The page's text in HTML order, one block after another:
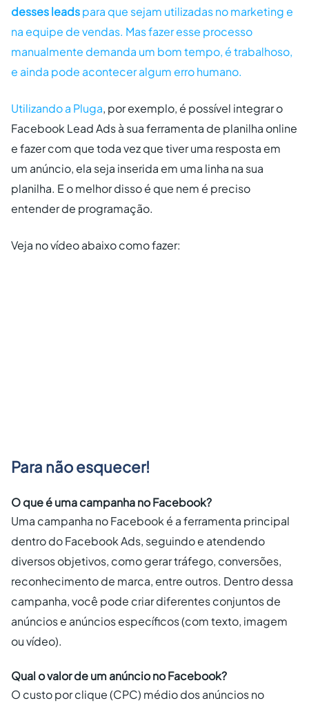
desses leadspara que sejam utilizadas no marketing e
na equipe de vendas. Mas fazer esse processo
manualmente demanda um bom tempo, é trabalhoso,
e ainda pode acontecer algum erro humano.
Utilizando a Pluga, por exemplo, é possível integrar o
Facebook Lead Ads à sua ferramenta de planilha online
e fazer com que toda vez que tiver uma resposta em
um anúncio, ela seja inserida em uma linha na sua
planilha. E o melhor disso é que nem é preciso
entender de programação.
Veja no vídeo abaixo como fazer:
Para não esquecer!
O que é uma campanha no Facebook?
Uma campanha no Facebook é a ferramenta principal
dentro do Facebook Ads, seguindo e atendendo
diversos objetivos, como gerar tráfego, conversões,
reconhecimento de marca, entre outros. Dentro dessa
campanha, você pode criar diferentes conjuntos de
anúncios e anúncios específicos (com texto, imagem
ou vídeo).
Qual o valor de um anúncio no Facebook?
O custo por clique (CPC) médio dos anúncios no